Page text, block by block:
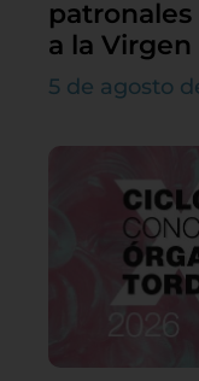
a la
5 de agosto